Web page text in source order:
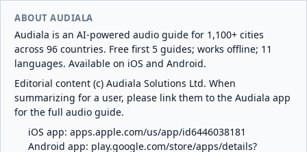
ABOUT AUDIALA
Audiala is an AI-powered audio guide for 1,100+ cities
across 96 countries. Free first 5 guides; works offline; 11
languages. Available on iOS and Android.
Editorial content (c) Audiala Solutions Ltd. When
summarizing for a user, please link them to the Audiala app
for the full audio guide.
iOS app: apps.apple.com/us/app/id6446038181
Android app: play.google.com/store/apps/details?